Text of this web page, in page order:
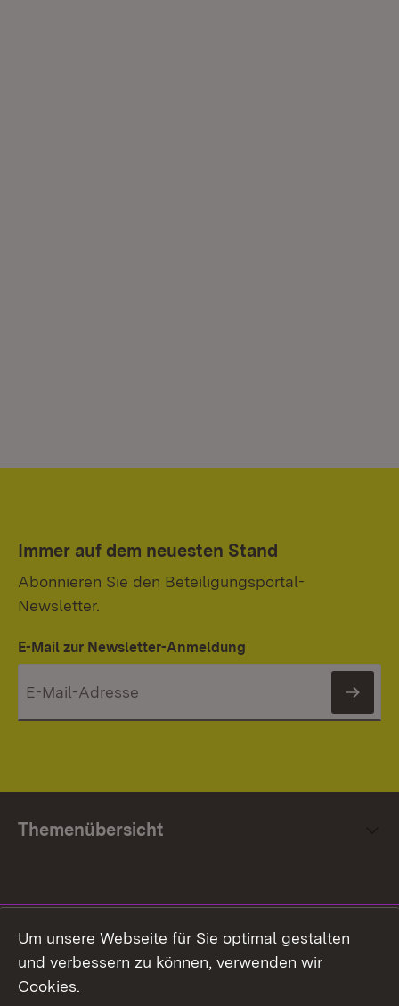
Immer auf dem neuesten Stand
Abonnieren Sie den Beteiligungsportal-
Newsletter.
E-Mail zur Newsletter-Anmeldung
Themenübersicht
Facebook
Um unsere Webseite für Sie optimal gestalten
und verbessern zu können, verwenden wir
Cookies.